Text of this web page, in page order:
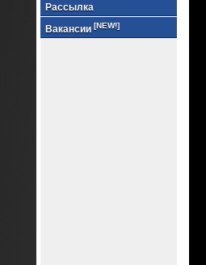
Рассылка
Вакансии [NEW!]